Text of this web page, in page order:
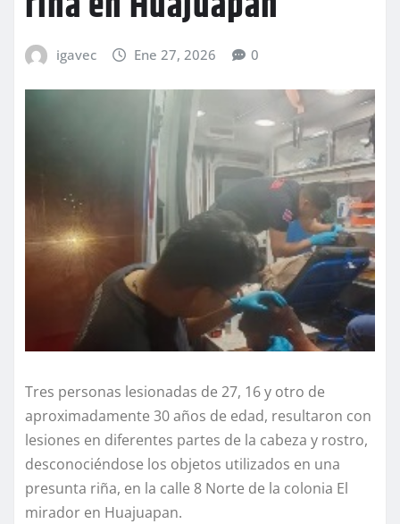
igavec Ene 27, 2026 0
Tres personas lesionadas de 27, 16 y otro de
aproximadamente 30 años de edad, resultaron con
lesiones en diferentes partes de la cabeza y rostro,
desconociéndose los objetos utilizados en una
presunta riña, en la calle 8 Norte de la colonia El
mirador en Huajuapan.